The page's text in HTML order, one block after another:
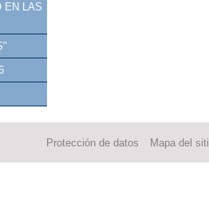
EN LAS
Protección de datos Mapa del